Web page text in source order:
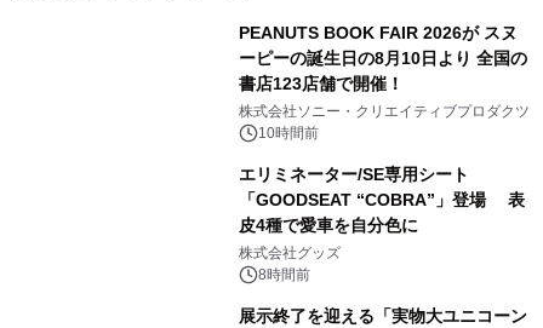
PEANUTS BOOK FAIR 2026が スヌ
ーピーの誕生日の8月10日より 全国の
書店123店舗で開催！
株式会社ソニー・クリエイティブプロダクツ
10時間前
エリミネーター/SE専用シート
「GOODSEAT “COBRA”」登場 表
皮4種で愛車を自分色に
株式会社グッズ
8時間前
展示終了を迎える「実物大ユニコーン